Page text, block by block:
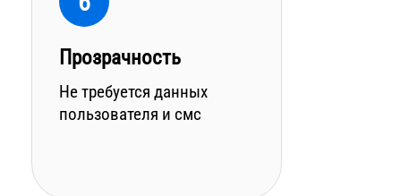
Прозрачность
Не требуется данных
пользователя и смс